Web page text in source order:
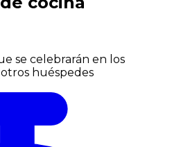
se celebrarán en los
huéspedes